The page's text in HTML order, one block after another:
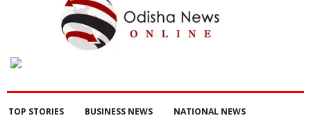
TOP STORIES BUSINESS NEWS NATIONAL NEWS